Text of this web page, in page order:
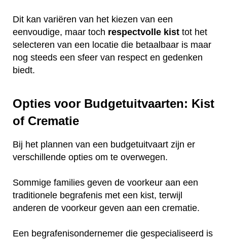
Dit kan variëren van het kiezen van een
eenvoudige, maar toch respectvolle kist tot het
selecteren van een locatie die betaalbaar is maar
nog steeds een sfeer van respect en gedenken
biedt.
Opties voor Budgetuitvaarten: Kist
of Crematie
Bij het plannen van een budgetuitvaart zijn er
verschillende opties om te overwegen.
Sommige families geven de voorkeur aan een
traditionele begrafenis met een kist, terwijl
anderen de voorkeur geven aan een crematie.
Een begrafenisondernemer die gespecialiseerd is